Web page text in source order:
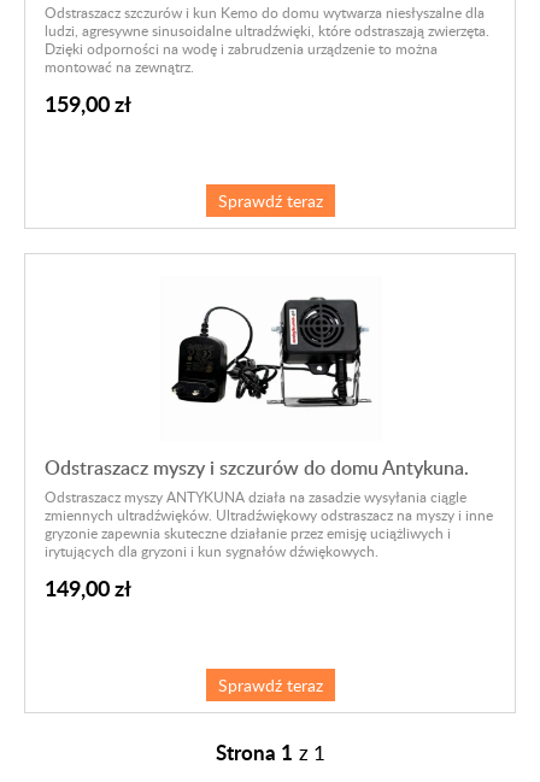
Odstraszacz szczurów i kun Kemo do domu wytwarza niesłyszalne dla
ludzi, agresywne sinusoidalne ultradźwięki, które odstraszają zwierzęta.
Dzięki odporności na wodę i zabrudzenia urządzenie to można
montować na zewnątrz.
159,00 zł
Sprawdź teraz
Odstraszacz myszy i szczurów do domu Antykuna.
Odstraszacz myszy ANTYKUNA działa na zasadzie wysyłania ciągle
zmiennych ultradźwięków. Ultradźwiękowy odstraszacz na myszy i inne
gryzonie zapewnia skuteczne działanie przez emisję uciążliwych i
irytujących dla gryzoni i kun sygnałów dźwiękowych.
149,00 zł
Sprawdź teraz
Strona 1 z 1